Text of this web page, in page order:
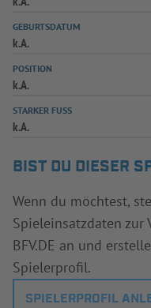
GEBURTSDATUM
k.A.
POSITION
k.A.
STARKER FUSS
k.A.
BIST DU DIESER
Wenn du möchtest,
Spieleinsatzdaten zur
BFV.DE an und
Spielerprofil.
SPIELERPROFIL